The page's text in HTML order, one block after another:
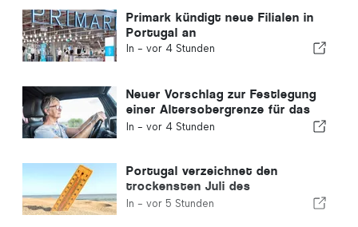
Primark kündigt neue Filialen in
Portugal an
In - vor 4 Stunden
Neuer Vorschlag zur Festlegung
einer Altersobergrenze für das
Führen eines Kraftfahrzeugs in
In - vor 4 Stunden
Portugal verzeichnet den
trockensten Juli des
Jahrhunderts
In - vor 5 Stunden